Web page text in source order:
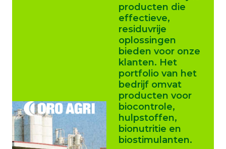
producten die
effectieve,
residuvrije
oplossingen
bieden voor onze
klanten. Het
portfolio van het
bedrijf omvat
producten voor
biocontrole,
hulpstoffen,
bionutritie en
biostimulanten.